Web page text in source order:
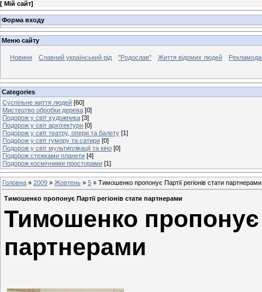
[ Мій сайт]
Форма входу
Меню сайту
Новини Славний український рід "Родослав" Життя відомих людей
Categories
Суспільне життя людей [60]
Мистецтво обробки дерева [0]
Подорож у світ художника [3]
Подорож у світ архітектури [0]
Подорож у світ театру, опери та балету [1]
Подорож у світ гумору та сатири [0]
Подорож у світ мультиплікації та кіно [0]
Подорож стежками планети [4]
Подорож космічними просторами [1]
Головна » 2009 » Жовтень » 5 » Тимошенко пропонує Партії регіонів стати партнерами
Тимошенко пропонує Партії регіонів стати партнерами
Тимошенко пропонує
партнерами